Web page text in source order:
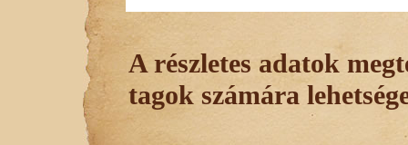
A részletes adatok
tagok számára